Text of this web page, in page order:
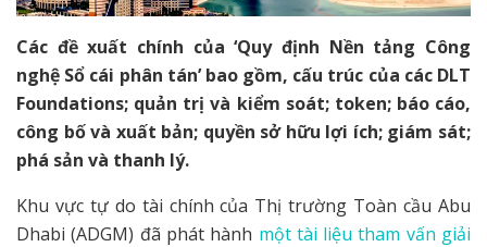
Các đề xuất chính của ‘Quy định Nền tảng Công
nghệ Sổ cái phân tán’ bao gồm, cấu trúc của các DLT
Foundations; quản trị và kiểm soát; token; báo cáo,
công bố và xuất bản; quyền sở hữu lợi ích; giám sát;
phá sản và thanh lý.
Khu vực tự do tài chính của Thị trường Toàn cầu Abu
Dhabi (ADGM) đã phát hành một tài liệu tham vấn giải